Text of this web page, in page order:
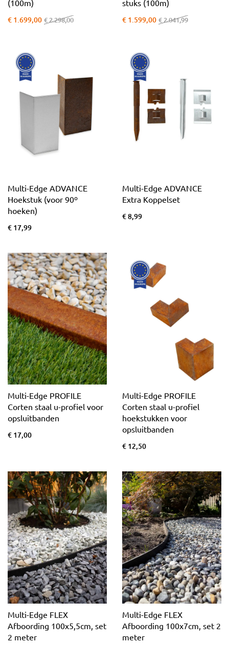
(100m)
€ 1.699,00 € 2.298,00
stuks (100m)
€ 1.599,00 € 2.041,99
Multi-Edge ADVANCE
Hoekstuk (voor 90º
hoeken)
€ 17,99
Multi-Edge ADVANCE
Extra Koppelset
€ 8,99
Multi-Edge PROFILE
Corten staal u-profiel voor
opsluitbanden
€ 17,00
Multi-Edge PROFILE
Corten staal u-profiel
hoekstukken voor
opsluitbanden
€ 12,50
Multi-Edge FLEX
Afboording 100x5,5cm, set
2 meter
Multi-Edge FLEX
Afboording 100x7cm, set 2
meter